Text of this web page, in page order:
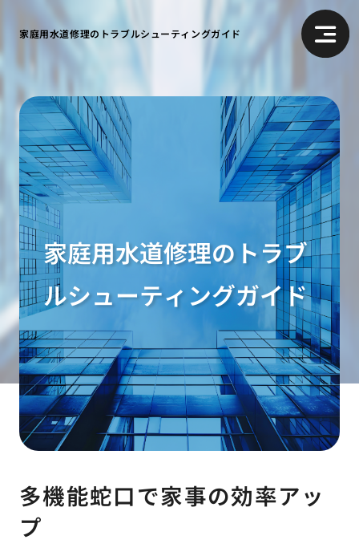
家庭用水道修理のトラブルシューティングガイド
家庭用水道修理のトラブ
ルシューティングガイド
多機能蛇口で家事の効率アッ
プ